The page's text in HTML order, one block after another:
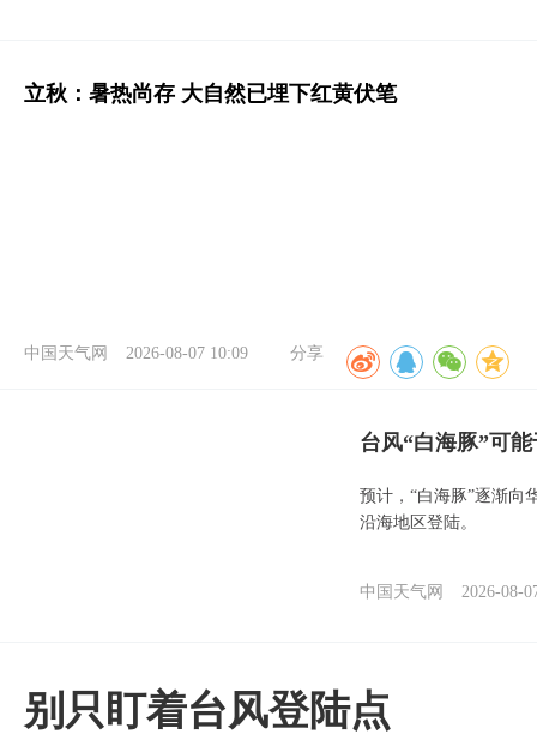
立秋：暑热尚存 大自然已埋下红黄伏笔
中国天气网 2026-08-07 10:09 分享
台风“白海豚”可
预计，“白海豚”逐渐向
沿海地区登陆。
中国天气网 2026-08-
别只盯着台风登陆点